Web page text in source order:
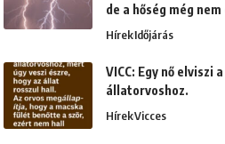
de a hőség még nem
HírekIdőjárás
VICC: Egy nő elviszi
állatorvoshoz.
HírekVicces